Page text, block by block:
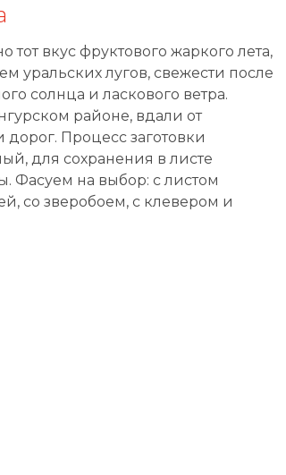
вкус фруктового жаркого лета,
уральских лугов, свежести после
солнца и ласкового ветра.
районе, вдали от
дорог. Процесс заготовки
для сохранения в листе
Фасуем на выбор: с листом
со зверобоем, с клевером и